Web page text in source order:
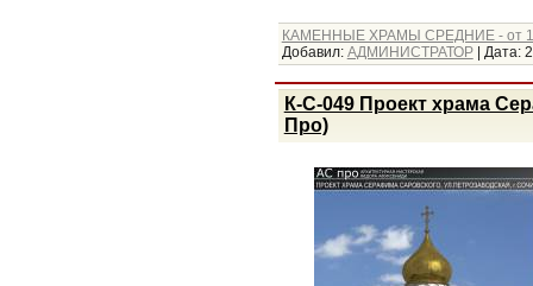
КАМЕННЫЕ ХРАМЫ СРЕДНИЕ - от
Добавил: АДМИНИСТРАТОР| Дата:
К-С-049 Проект храма
Про)